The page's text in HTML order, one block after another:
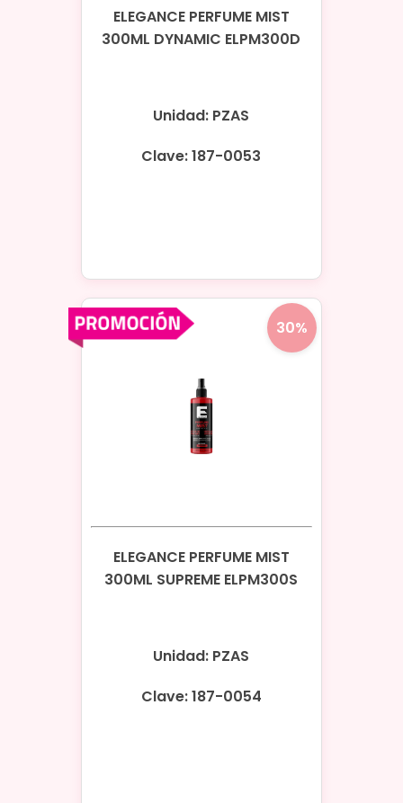
ELEGANCE PERFUME MIST
300ML DYNAMIC ELPM300D
Unidad: PZAS
Clave: 187-0053
30%
ELEGANCE PERFUME MIST
300ML SUPREME ELPM300S
Unidad: PZAS
Clave: 187-0054